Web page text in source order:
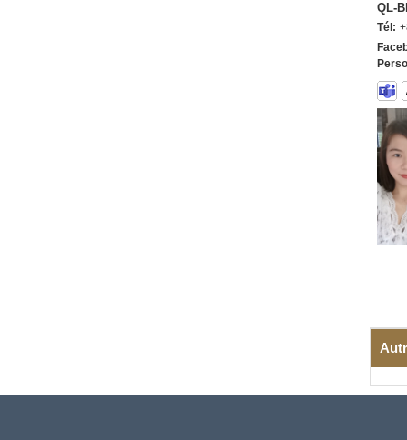
QL-
Tél: